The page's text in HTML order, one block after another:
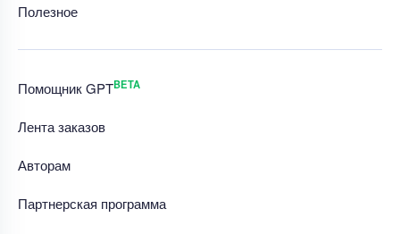
Полезное
Помощник GPTBETA
Лента заказов
Авторам
Партнерская программа